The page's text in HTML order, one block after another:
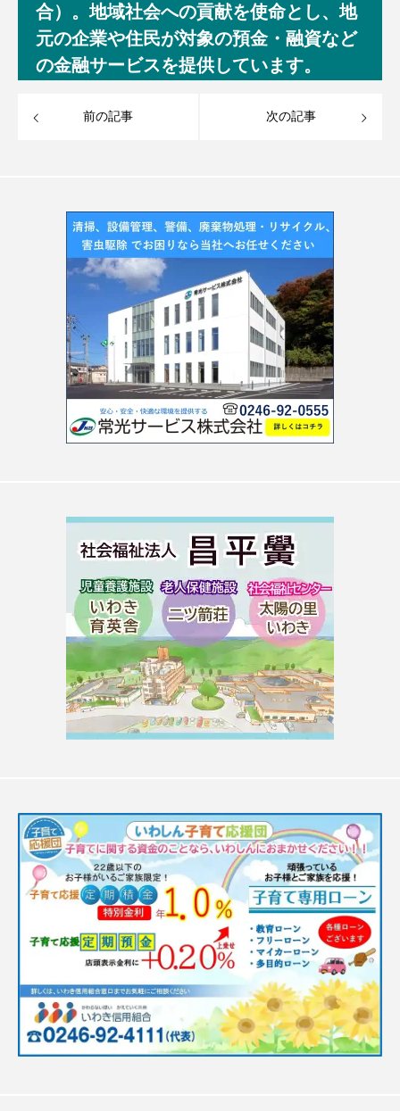
合）。地域社会への貢献を使命とし、地
元の企業や住民が対象の預金・融資など
の金融サービスを提供しています。
前の記事 次の記事